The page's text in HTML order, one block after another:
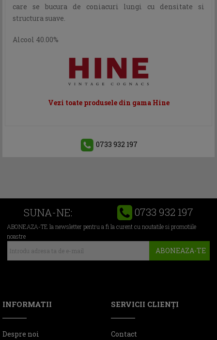
care se bucura de coniacuri lungi cu densitate si
structura suave.
Alcool 40.00%
Vezi toate produsele din gama Hine
0733 932 197
SUNA-NE: 0733 932 197
ABONEAZA-TE la newsletter pentru a fi la curent cu noutatile si promotiile
noastre
ABONEAZA-TE
INFORMATII
Despre noi
SERVICII CLIENŢI
Contact